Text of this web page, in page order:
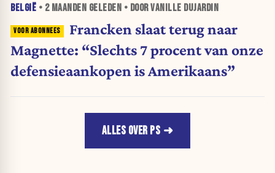
BELGIË • 2 MAANDEN GELEDEN • DOOR VANILLE DUJARDIN
Francken slaat terug naar
Magnette: “Slechts 7 procent van onze
defensieaankopen is Amerikaans”
ALLES OVER PS